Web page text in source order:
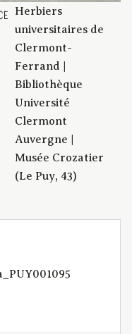
Herbiers
universitaires de
Clermont-
Ferrand |
Bibliothèque
Université
Clermont
Auvergne |
Musée Crozatier
(Le Puy, 43)